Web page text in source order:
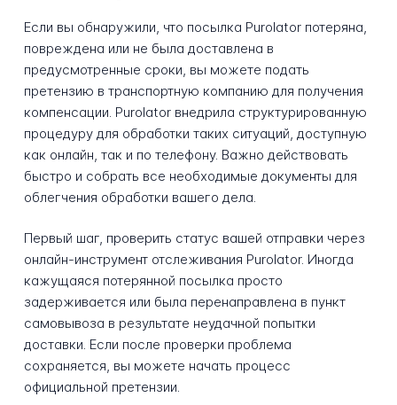
Если вы обнаружили, что посылка Purolator потеряна,
повреждена или не была доставлена в
предусмотренные сроки, вы можете подать
претензию в транспортную компанию для получения
компенсации. Purolator внедрила структурированную
процедуру для обработки таких ситуаций, доступную
как онлайн, так и по телефону. Важно действовать
быстро и собрать все необходимые документы для
облегчения обработки вашего дела.
Первый шаг, проверить статус вашей отправки через
онлайн-инструмент отслеживания Purolator. Иногда
кажущаяся потерянной посылка просто
задерживается или была перенаправлена в пункт
самовывоза в результате неудачной попытки
доставки. Если после проверки проблема
сохраняется, вы можете начать процесс
официальной претензии.